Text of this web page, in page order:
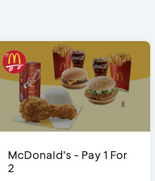
McDonald’s - Pay 1 For
2